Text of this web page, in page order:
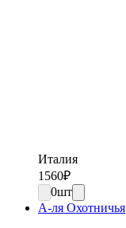
Италия
1560₽
0шт
А-ля Охотничья